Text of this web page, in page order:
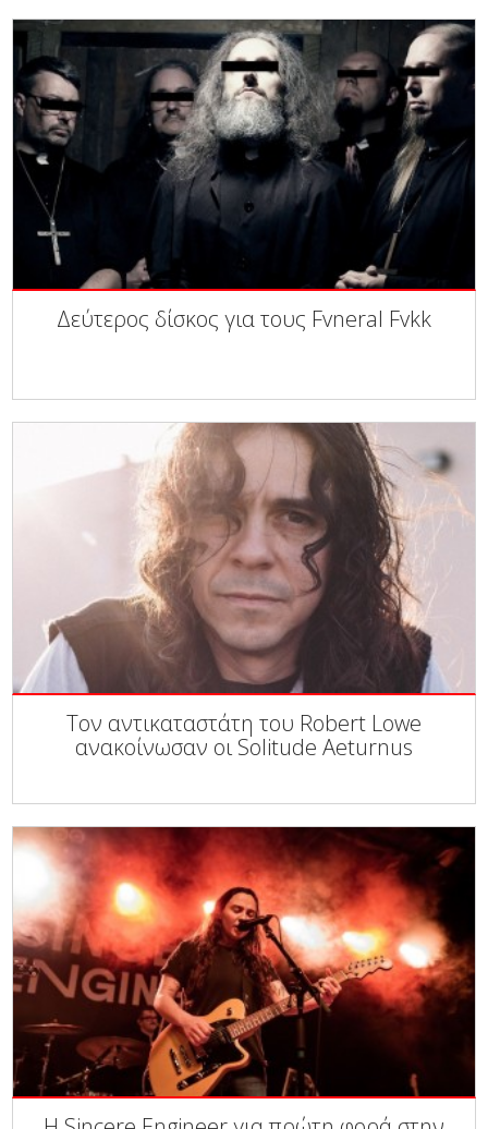
Δεύτερος δίσκος για τους Fvneral Fvkk
Τον αντικαταστάτη του Robert Lowe
ανακοίνωσαν οι Solitude Aeturnus